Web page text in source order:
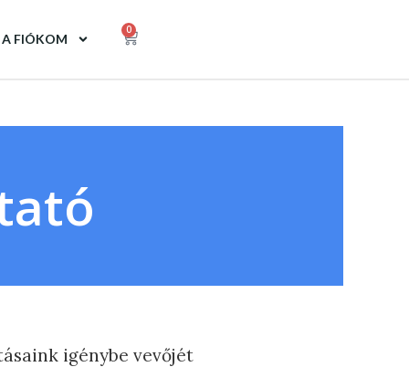
A FIÓKOM
0
igénybe vevőjét